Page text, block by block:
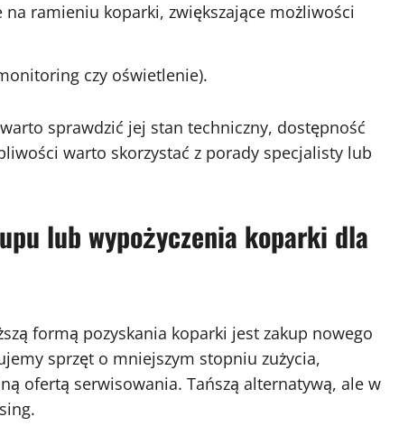
ramieniu koparki, zwiększające możliwości
czy oświetlenie).
sprawdzić jej stan techniczny, dostępność
warto skorzystać z porady specjalisty lub
lub wypożyczenia koparki dla
formą pozyskania koparki jest zakup nowego
sprzęt o mniejszym stopniu zużycia,
ofertą serwisowania. Tańszą alternatywą, ale w